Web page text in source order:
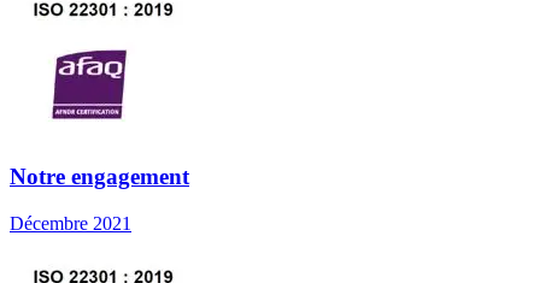
Notre engagement
Décembre 2021